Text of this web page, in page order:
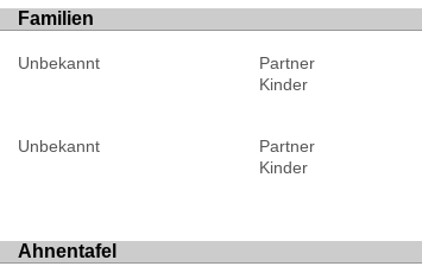
Familien
Unbekannt
Partner
Kinder
Unbekannt
Partner
Kinder
Ahnentafel